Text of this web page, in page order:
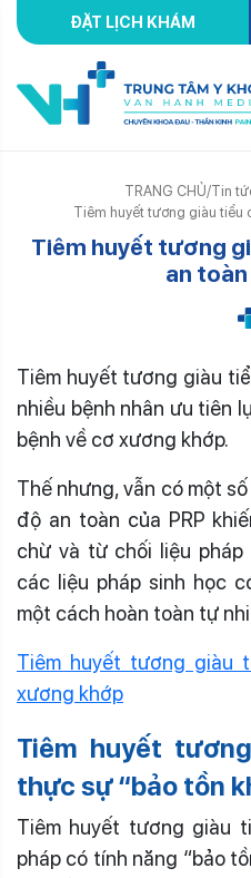
ĐẶT LỊCH KHÁM
TRANG CHỦ/Tin
Tiêm huyết tương giàu tiểu
Tiêm huyết tương
an
Tiêm huyết tương giàu
nhiều bệnh nhân ưu tiên
bệnh về cơ xương khớp.
Thế nhưng, vẫn có một
độ an toàn của PRP
chừ và từ chối liệu
các liệu pháp sinh học
một cách hoàn toàn tự
Tiêm huyết tương giàu
xương khớp
Tiêm huyết
thực sự “bảo tồn
Tiêm huyết tương giàu
pháp có tính năng “bảo